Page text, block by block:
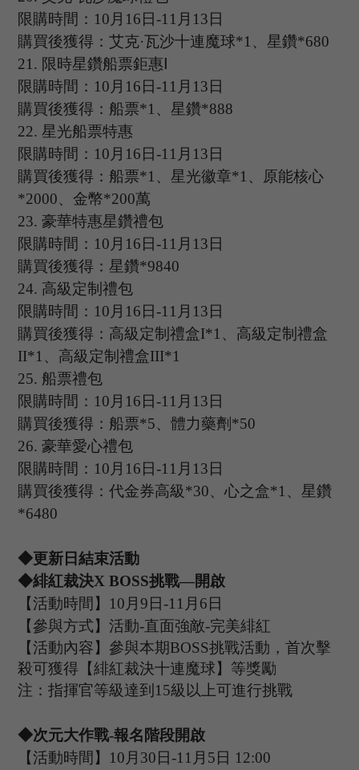
限購時間： 10 月 16日-11 月 13日
購買後獲得：艾克·瓦沙十連魔球*1、星鑽*680
21. 限時星鑽船票鉅惠Ⅰ
限購時間： 10 月 16日-11 月 13日
購買後獲得：船票*1、星鑽*888
22. 星光船票特惠
限購時間： 10 月 16日-11 月 13日
購買後獲得：船票*1、星光徽章*1、原能核心
*2000、金幣*200萬
23. 豪華特惠星鑽禮包
限購時間： 10 月 16日-11 月 13日
購買後獲得：星鑽*9840
24. 高級定制禮包
限購時間： 10 月 16日-11 月 13日
購買後獲得：高級定制禮盒I*1、高級定制禮盒
II*1、高級定制禮盒III*1
25. 船票禮包
限購時間： 10 月 16日-11 月 13日
購買後獲得：船票*5、體力藥劑*50
26. 豪華愛心禮包
限購時間： 10 月 16日-11 月 13日
購買後獲得：代金券高級*30、心之盒*1、星鑽
*6480
◆更新日結束活動
◆緋紅裁決XBOSS挑戰—開啟
【活動時間】 10 月9日-11 月 6日
【參與方式】 活動-直面強敵-完美緋紅
【活動內容】參與本期BOSS挑戰活動，首次擊
殺可獲得【緋紅裁決十連魔球】等獎勵
注：指揮官等級達到 15級以上可進行挑戰
◆次元大作戰-報名 階段開啟
【活動時間】 10 月 30日-11 月 5日 1 2:00